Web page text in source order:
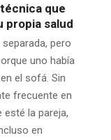
que
propia salud
pero
uno había
el sofá. Sin
frecuente en
esté la pareja,
en